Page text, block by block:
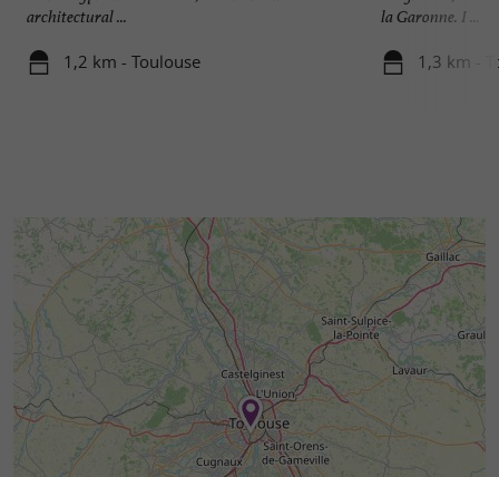
architectural ...
1,2 km - Toulouse
la Garonne. I ...
1,3 km -